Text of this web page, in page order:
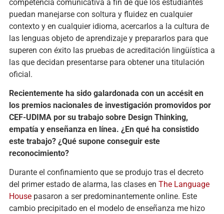
competencia comunicativa a fin de que los estudiantes
puedan manejarse con soltura y fluidez en cualquier
contexto y en cualquier idioma, acercarlos a la cultura de
las lenguas objeto de aprendizaje y prepararlos para que
superen con éxito las pruebas de acreditación lingüística a
las que decidan presentarse para obtener una titulación
oficial.
Recientemente ha sido galardonada con un accésit en
los premios nacionales de investigación promovidos por
CEF-UDIMA por su trabajo sobre Design Thinking,
empatía y enseñanza en línea. ¿En qué ha consistido
este trabajo? ¿Qué supone conseguir este
reconocimiento?
Durante el confinamiento que se produjo tras el decreto
del primer estado de alarma, las clases en The Language
Housepasaron a ser predominantemente online. Este
cambio precipitado en el modelo de enseñanza me hizo